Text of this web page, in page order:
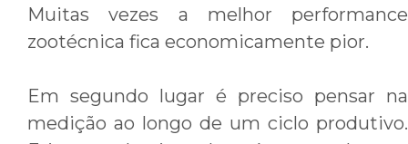
Muitas vezes a melhor performance
zootécnica fica economicamente pior.
Em segundo lugar é preciso pensar na
medição ao longo de um ciclo produtivo.